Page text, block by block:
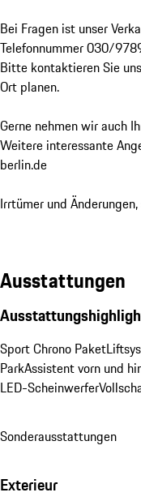
Bei Fragen ist unser
Telefonnummer 030/
Bitte kontaktieren Sie
Ort planen.
Gerne nehmen wir auch
Weitere interessante
berlin.de
Irrtümer und
Ausstattungen
Sport Chrono Paket
ParkAssistent vorn und
LED-Scheinwerfer
Sonderausstattungen
Exterieur